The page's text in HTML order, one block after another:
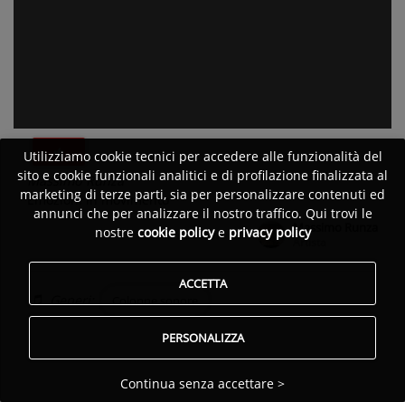
Massimo Runza
Emozioni in movimento
Pubblicato da: Massimo Runza
Artista
Generi: Colonne sonore
Utilizziamo cookie tecnici per accedere alle funzionalità del
sito e cookie funzionali analitici e di profilazione finalizzata al
marketing di terze parti, sia per personalizzare contenuti ed
annunci che per analizzare il nostro traffico. Qui trovi le
nostre cookie policye privacy policy
ACCETTA
PERSONALIZZA
Continua senza accettare >